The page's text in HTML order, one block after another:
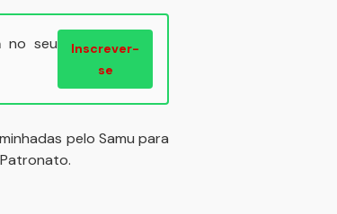
no seu
Inscrever-
se
pelo Samu para